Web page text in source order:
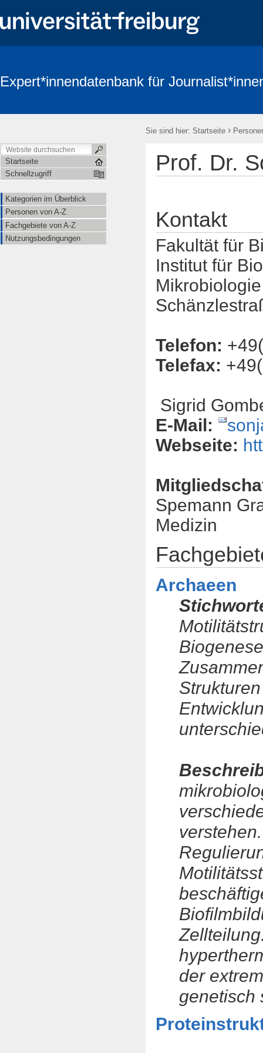
Expert*innendatenbank für
Sie sind hier: Startseite ›
Startseite
Schnellzugriff
Kategorien im Überblick
Personen von A-Z
Fachgebiete von A-Z
Nutzungsbedingungen
Prof. Dr.
Kontakt
Fakultät für
Institut für
Mikrobiologie
Telefon:
Telefax:
Sigrid
E-Mail:
Webseite:
Spemann
Medizin
Archaeen
der
genetisch